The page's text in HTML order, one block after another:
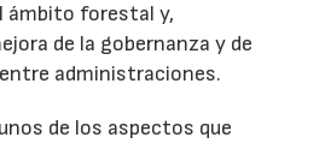
ámbito forestal y,
de la gobernanza y de
administraciones.
de los aspectos que